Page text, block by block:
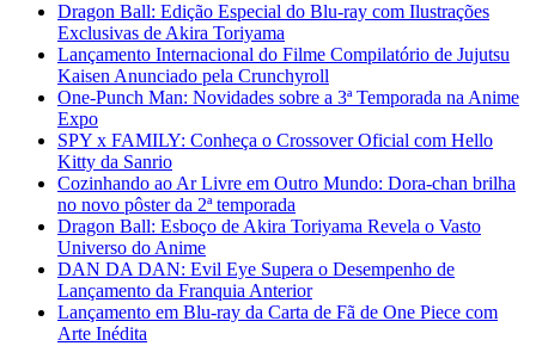
Dragon Ball: Edição Especial do Blu-ray com Ilustrações
Exclusivas de Akira Toriyama
Lançamento Internacional do Filme Compilatório de Jujutsu
Kaisen Anunciado pela Crunchyroll
One-Punch Man: Novidades sobre a 3ª Temporada na Anime
Expo
SPY x FAMILY: Conheça o Crossover Oficial com Hello
Kitty da Sanrio
Cozinhando ao Ar Livre em Outro Mundo: Dora-chan brilha
no novo pôster da 2ª temporada
Dragon Ball: Esboço de Akira Toriyama Revela o Vasto
Universo do Anime
DAN DA DAN: Evil Eye Supera o Desempenho de
Lançamento da Franquia Anterior
Lançamento em Blu-ray da Carta de Fã de One Piece com
Arte Inédita